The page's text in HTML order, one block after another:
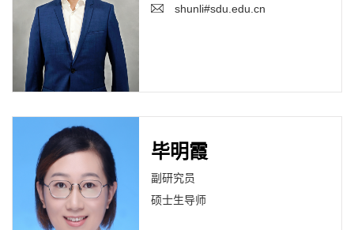
shunli#sdu.edu.cn
毕明霞
副研究员
硕士生导师